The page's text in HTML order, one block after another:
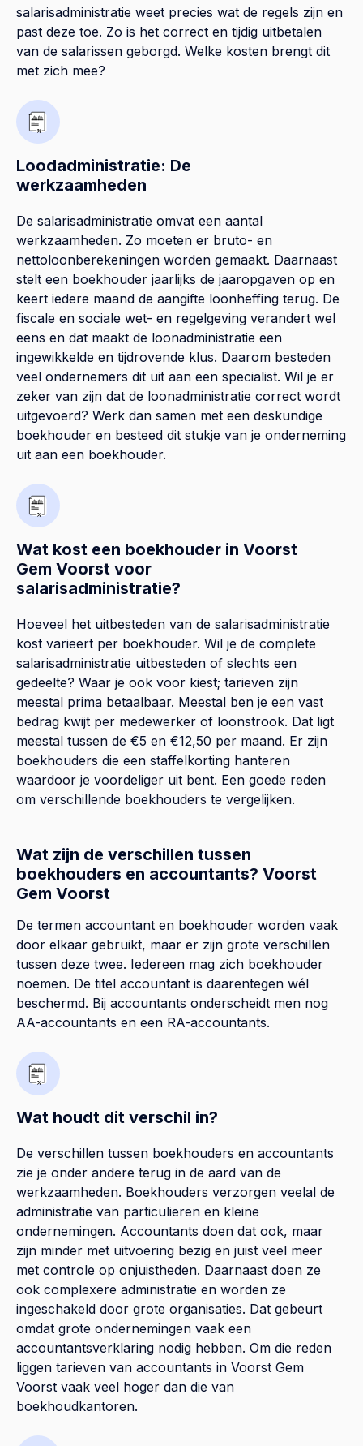
salarisadministratie weet precies wat de regels zijn en
past deze toe. Zo is het correct en tijdig uitbetalen
van de salarissen geborgd. Welke kosten brengt dit
met zich mee?
Loodadministratie: De
werkzaamheden
De salarisadministratie omvat een aantal
werkzaamheden. Zo moeten er bruto- en
nettoloonberekeningen worden gemaakt. Daarnaast
stelt een boekhouder jaarlijks de jaaropgaven op en
keert iedere maand de aangifte loonheffing terug. De
fiscale en sociale wet- en regelgeving verandert wel
eens en dat maakt de loonadministratie een
ingewikkelde en tijdrovende klus. Daarom besteden
veel ondernemers dit uit aan een specialist. Wil je er
zeker van zijn dat de loonadministratie correct wordt
uitgevoerd? Werk dan samen met een deskundige
boekhouder en besteed dit stukje van je onderneming
uit aan een boekhouder.
Wat kost een boekhouder in Voorst
Gem Voorst voor
salarisadministratie?
Hoeveel het uitbesteden van de salarisadministratie
kost varieert per boekhouder. Wil je de complete
salarisadministratie uitbesteden of slechts een
gedeelte? Waar je ook voor kiest; tarieven zijn
meestal prima betaalbaar. Meestal ben je een vast
bedrag kwijt per medewerker of loonstrook. Dat ligt
meestal tussen de €5 en €12,50 per maand. Er zijn
boekhouders die een staffelkorting hanteren
waardoor je voordeliger uit bent. Een goede reden
om verschillende boekhouders te vergelijken.
Wat zijn de verschillen tussen
boekhouders en accountants? Voorst
Gem Voorst
De termen accountant en boekhouder worden vaak
door elkaar gebruikt, maar er zijn grote verschillen
tussen deze twee. Iedereen mag zich boekhouder
noemen. De titel accountant is daarentegen wél
beschermd. Bij accountants onderscheidt men nog
AA-accountants en een RA-accountants.
Wat houdt dit verschil in?
De verschillen tussen boekhouders en accountants
zie je onder andere terug in de aard van de
werkzaamheden. Boekhouders verzorgen veelal de
administratie van particulieren en kleine
ondernemingen. Accountants doen dat ook, maar
zijn minder met uitvoering bezig en juist veel meer
met controle op onjuistheden. Daarnaast doen ze
ook complexere administratie en worden ze
ingeschakeld door grote organisaties. Dat gebeurt
omdat grote ondernemingen vaak een
accountantsverklaring nodig hebben. Om die reden
liggen tarieven van accountants in Voorst Gem
Voorst vaak veel hoger dan die van
boekhoudkantoren.